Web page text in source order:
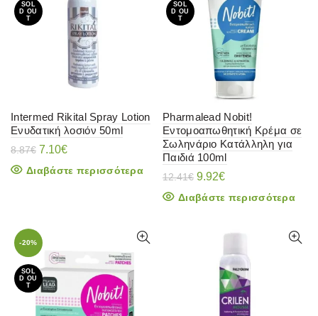
SOL
D OU
T
Intermed Rikital Spray Lotion
Ενυδατική λοσιόν 50ml
8.87€ Original
was:
7.10€Η
τιμή
Διαβάστε περισσότερα
SOL
D OU
T
Pharmalead Nobit!
Εντομοαπωθητική Κρέμα σε
Σωληνάριο Κατάλληλη για
Παιδιά 100ml
12.41€ Original
was:
9.92€Η
τιμή
Διαβάστε περισσότερα
-20%
SOL
D OU
T